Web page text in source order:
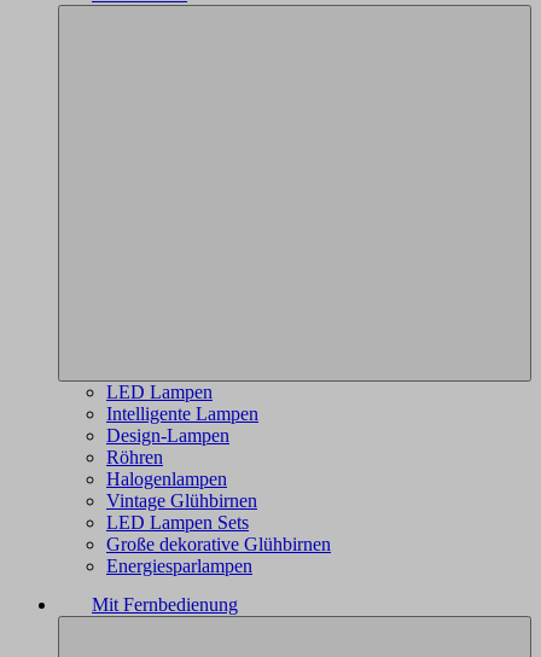
LED Lampen
Intelligente Lampen
Design-Lampen
Röhren
Halogenlampen
Vintage Glühbirnen
LED Lampen Sets
Große dekorative Glühbirnen
Energiesparlampen
Mit Fernbedienung